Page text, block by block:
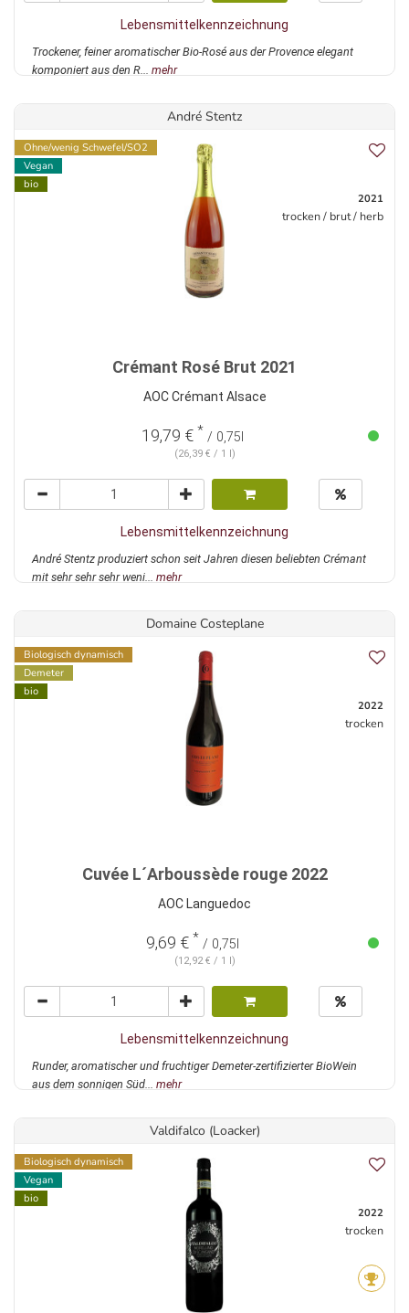
Lebensmittelkennzeichnung
Trockener, feiner aromatischer Bio-Rosé aus der Provence elegant
komponiert aus den R... mehr
André Stentz
Ohne/wenig Schwefel/SO2
Vegan
bio
2021
trocken / brut / herb
Crémant Rosé Brut 2021
AOC Crémant Alsace
19,79 € * / 0,75l
(26,39 € / 1 l)
Lebensmittelkennzeichnung
André Stentz produziert schon seit Jahren diesen beliebten Crémant
mit sehr sehr sehr weni... mehr
Domaine Costeplane
Biologisch dynamisch
Demeter
bio
2022
trocken
Cuvée L´Arboussède rouge 2022
AOC Languedoc
9,69 € * / 0,75l
(12,92 € / 1 l)
Lebensmittelkennzeichnung
Runder, aromatischer und fruchtiger Demeter-zertifizierter BioWein
aus dem sonnigen Süd... mehr
Valdifalco (Loacker)
Biologisch dynamisch
Vegan
bio
2022
trocken